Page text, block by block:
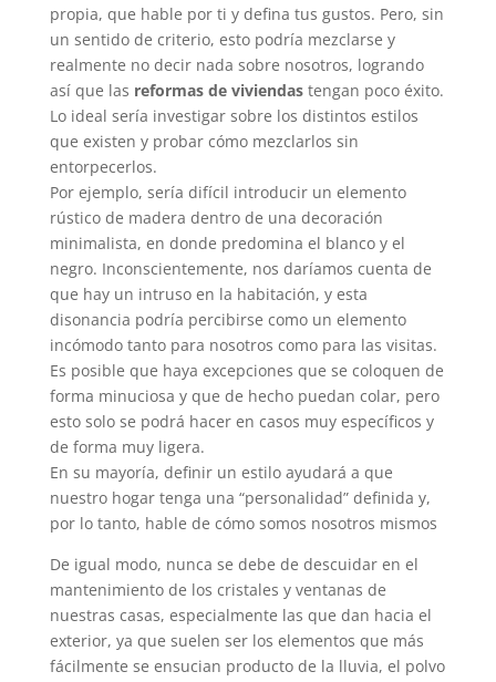
propia, que hable por ti y defina tus gustos. Pero, sin
un sentido de criterio, esto podría mezclarse y
realmente no decir nada sobre nosotros, logrando
así que las reformas de viviendastengan poco éxito.
Lo ideal sería investigar sobre los distintos estilos
que existen y probar cómo mezclarlos sin
entorpecerlos.
Por ejemplo, sería difícil introducir un elemento
rústico de madera dentro de una decoración
minimalista, en donde predomina el blanco y el
negro. Inconscientemente, nos daríamos cuenta de
que hay un intruso en la habitación, y esta
disonancia podría percibirse como un elemento
incómodo tanto para nosotros como para las visitas.
Es posible que haya excepciones que se coloquen de
forma minuciosa y que de hecho puedan colar, pero
esto solo se podrá hacer en casos muy específicos y
de forma muy ligera.
En su mayoría, definir un estilo ayudará a que
nuestro hogar tenga una “personalidad” definida y,
por lo tanto, hable de cómo somos nosotros mismos
De igual modo, nunca se debe de descuidar en el
mantenimiento de los cristales y ventanas de
nuestras casas, especialmente las que dan hacia el
exterior, ya que suelen ser los elementos que más
fácilmente se ensucian producto de la lluvia, el polvo